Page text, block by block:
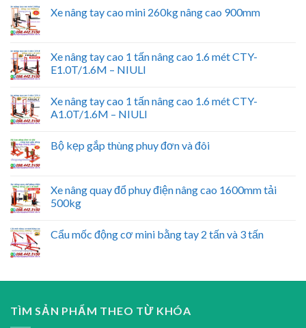
Xe nâng tay cao mini 260kg nâng cao 900mm
Xe nâng tay cao 1 tấn nâng cao 1.6 mét CTY-
E1.0T/1.6M – NIULI
Xe nâng tay cao 1 tấn nâng cao 1.6 mét CTY-
A1.0T/1.6M – NIULI
Bộ kẹp gắp thùng phuy đơn và đôi
Xe nâng quay đổ phuy điện nâng cao 1600mm tải
500kg
Cẩu mốc động cơ mini bằng tay 2 tấn và 3 tấn
TÌM SẢN PHẨM THEO TỪ KHÓA